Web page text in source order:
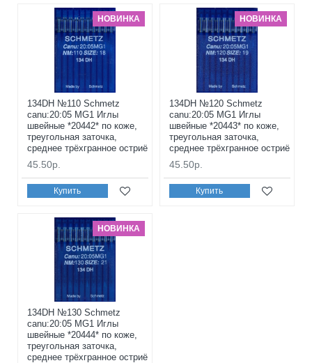
НОВИНКА
134DH №110 Schmetz
canu:20:05 MG1 Иглы
швейные *20442* по коже,
треугольная заточка,
среднее трёхгранное остриё
45.50р.
Купить
НОВИНКА
134DH №120 Schmetz
canu:20:05 MG1 Иглы
швейные *20443* по коже,
треугольная заточка,
среднее трёхгранное остриё
45.50р.
Купить
НОВИНКА
134DH №130 Schmetz
canu:20:05 MG1 Иглы
швейные *20444* по коже,
треугольная заточка,
среднее трёхгранное остриё